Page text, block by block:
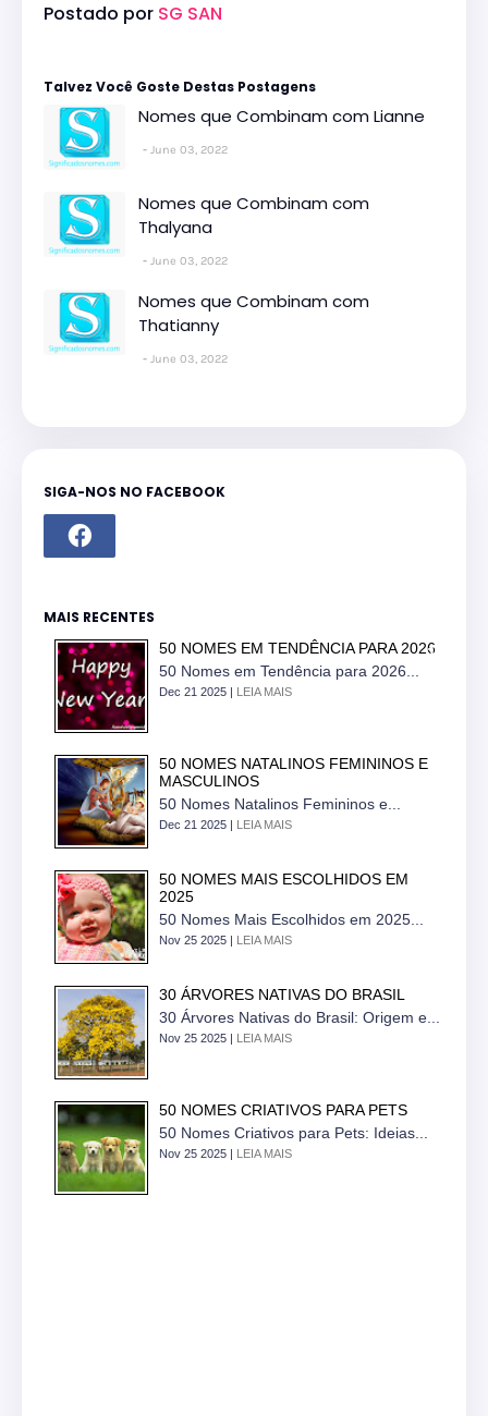
Postado por SG SAN
Talvez Você Goste Destas Postagens
Nomes que Combinam com Lianne
June 03, 2022
Nomes que Combinam com
Thalyana
June 03, 2022
Nomes que Combinam com
Thatianny
June 03, 2022
SIGA-NOS NO FACEBOOK
MAIS RECENTES
50 NOMES EM TENDÊNCIA PARA 2026
50 Nomes em Tendência para 2026...
Dec 21 2025 | LEIA MAIS
50 NOMES NATALINOS FEMININOS E
MASCULINOS
50 Nomes Natalinos Femininos e...
Dec 21 2025 | LEIA MAIS
50 NOMES MAIS ESCOLHIDOS EM
2025
50 Nomes Mais Escolhidos em 2025...
Nov 25 2025 | LEIA MAIS
30 ÁRVORES NATIVAS DO BRASIL
30 Árvores Nativas do Brasil: Origem e...
Nov 25 2025 | LEIA MAIS
50 NOMES CRIATIVOS PARA PETS
50 Nomes Criativos para Pets: Ideias...
Nov 25 2025 | LEIA MAIS